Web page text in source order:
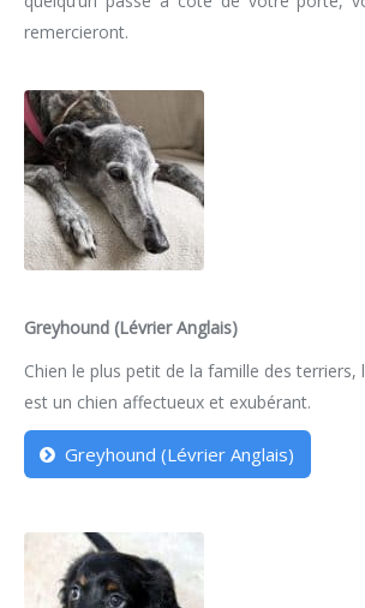
remercieront.
Greyhound (Lévrier Anglais)
Chien le plus petit de la famille des terriers,
est un chien affectueux et exubérant.
Greyhound (Lévrier Anglais)